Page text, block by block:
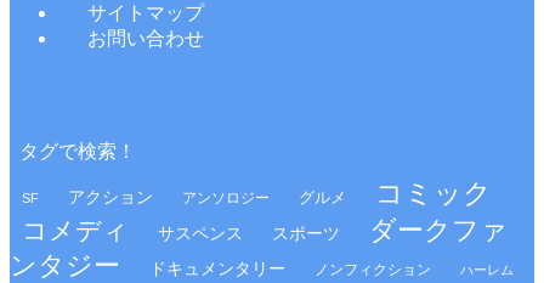
サイトマップ
お問い合わせ
タグで検索！
SF アクション アンソロジー グルメ コミック
コメディ サスペンス スポーツ
ダークファ
ンタジー
ドキュメンタリー ノンフィクション ハーレム